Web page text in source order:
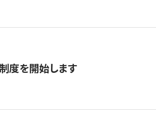
度を開始します